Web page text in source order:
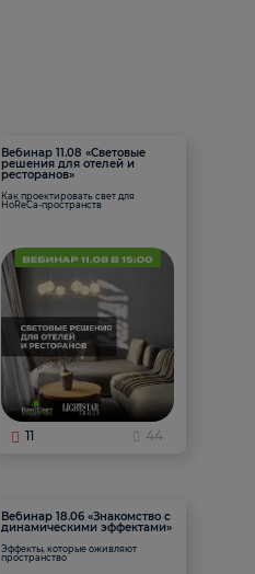
Вебинар 11.08 «Световые
решения для отелей и
ресторанов»
Как проектировать свет для
HoReCa-пространств
11 44
Вебинар 18.06 «Знакомство с
динамическими эффектами»
Эффекты, которые оживляют
пространство